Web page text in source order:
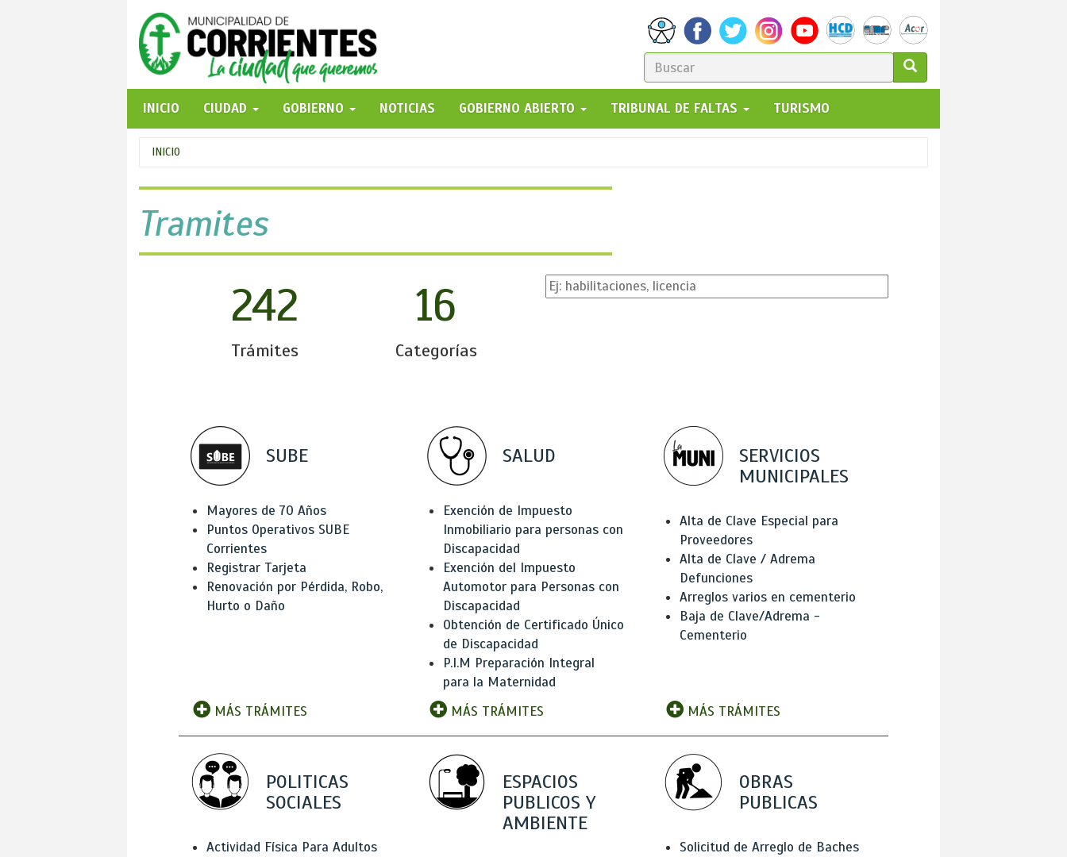
FORMULARIO
DE
BÚSQUEDA
GO!
INICIO
CIUDAD GOBIERNO NOTICIAS GOBIERNO ABIERTO TRIBUNAL DE FALTAS TURISMO
Se
encuentra
usted
aquí
INICIO
Tramites
242
Trámites
16
Categorías
SUBE
Mayores de 70 Años
Puntos Operativos SUBE
Corrientes
Registrar Tarjeta
Renovación por Pérdida, Robo,
Hurto o Daño
MÁS TRÁMITES
SALUD
Exención de Impuesto
Inmobiliario para personas con
Discapacidad
Exención del Impuesto
Automotor para Personas con
Discapacidad
Obtención de Certificado Único
de Discapacidad
P.I.M Preparación Integral
para la Maternidad
MÁS TRÁMITES
SERVICIOS
MUNICIPALES
Alta de Clave Especial para
Proveedores
Alta de Clave / Adrema
Defunciones
Arreglos varios en cementerio
Baja de Clave/Adrema -
Cementerio
MÁS TRÁMITES
POLITICAS
SOCIALES
Actividad Física Para Adultos
ESPACIOS
PUBLICOS Y
AMBIENTE
OBRAS
PUBLICAS
Solicitud de Arreglo de Baches